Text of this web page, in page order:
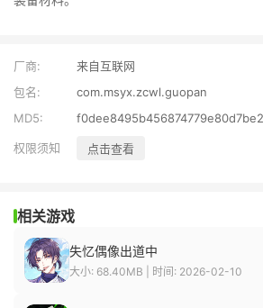
厂商:
来自互联网
包名:
com.msyx.zcwl.guopan
MD5:
权限须知 点击查看
相关游戏
失忆偶像出道中
大小: 68.40MB | 时间: 2026-02-10